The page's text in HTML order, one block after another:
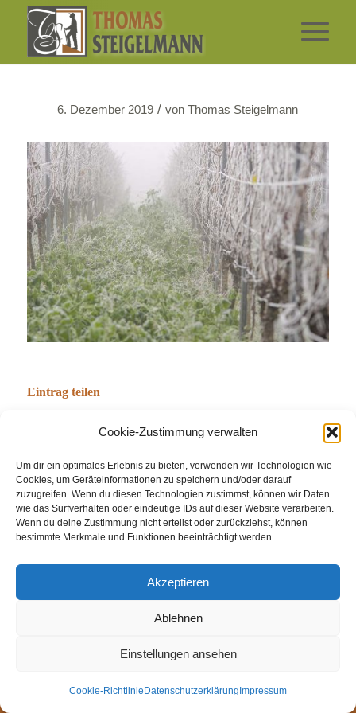
Cookie-Zustimmung verwalten
Um dir ein optimales Erlebnis zu bieten, verwenden wir Technologien wie
Cookies, um Geräteinformationen zu speichern und/oder darauf
zuzugreifen. Wenn du diesen Technologien zustimmst, können wir Daten
wie das Surfverhalten oder eindeutige IDs auf dieser Website verarbeiten.
Wenn du deine Zustimmung nicht erteilst oder zurückziehst, können
bestimmte Merkmale und Funktionen beeinträchtigt werden.
Akzeptieren
Ablehnen
Einstellungen ansehen
Cookie-Richtlinie Datenschutzerklärung Impressum
6. Dezember 2019 / vonThomas Steigelmann
Eintrag teilen
© Weingut Thomas Steigelmann
HOME AKTUELLES WEINGUT SHOP FEWOS
Impressum